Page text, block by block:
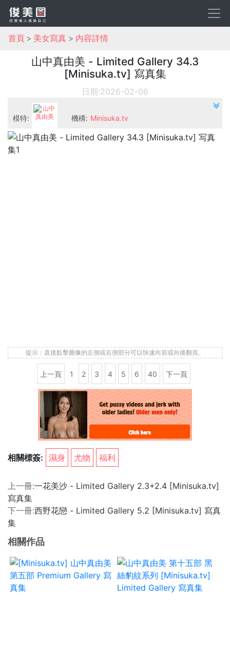
首頁 美女寫真 内容詳情
山中真由美 - Limited Gallery 34.3
[Minisuka.tv] 寫真集
日期:2026-02-06
模特:
山中真由美
機構: Minisuka.tv
提示：直接點擊圖像的左側或右側部分可以快速向前或向後翻頁。
上一頁 1 2 3 4 5 6 40 下一頁
相關標簽: 濕身 尤物 福利
上一冊:一花美沙 - Limited Gallery 2.3+2.4 [Minisuka.tv]
寫真集
下一冊:西野花戀 - Limited Gallery 5.2 [Minisuka.tv] 寫真
集
相關作品